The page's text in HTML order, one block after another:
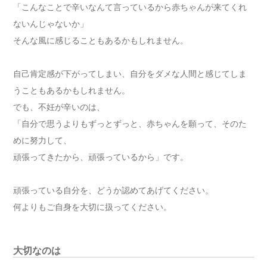
「こんなことで辛いなんて言っているから赤ちゃんが来てくれ
ないんじゃないか」
そんな風に感じることもあるかもしれません。
自己肯定感が下がってしまい、自分をダメな人間と感じてしま
うこともあるかもしれません。
でも、不妊が辛いのは、
「自分で思うよりもずっとずっと、赤ちゃんを願って、そのた
めに努力して、
頑張ってきたから、頑張っているから」です。
頑張っている自分を、どうか認めてあげてください。
何よりもご自身を大切に扱ってください。
大切なのは